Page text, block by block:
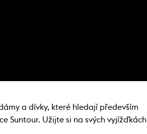
a dívky, které hledají především
Suntour. Užijte si na svých vyjížďkách